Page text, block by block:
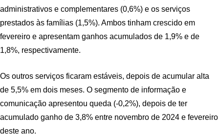
administrativos e complementares (0,6%) e os serviços
prestados às famílias (1,5%). Ambos tinham crescido em
fevereiro e apresentam ganhos acumulados de 1,9% e de
1,8%, respectivamente.
Os outros serviços ficaram estáveis, depois de acumular alta
de 5,5% em dois meses. O segmento de informação e
comunicação apresentou queda (-0,2%), depois de ter
acumulado ganho de 3,8% entre novembro de 2024 e fevereiro
deste ano.